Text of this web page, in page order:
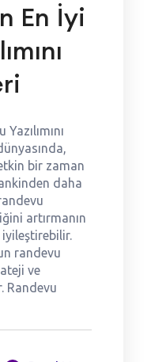
En İyi
bir zaman
daha
artırmanın
iyileştirebilir.
randevu
ve
Randevu